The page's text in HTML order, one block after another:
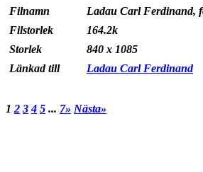
Filnamn
Ladau Carl Ferdinand,
Filstorlek
164.2k
Storlek
840 x 1085
Länkad till
Ladau Carl Ferdinand
1 2 3 4 5 ... 7» Nästa»